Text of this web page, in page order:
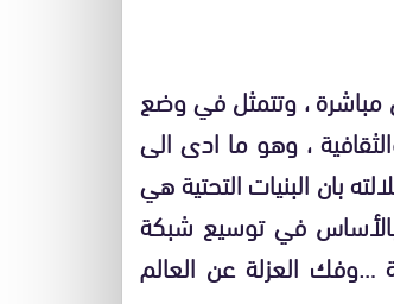
مباشرة ، وتتمثل في وضع
، وهو ما ادى الى
بان البنيات التحتية هي
بالأساس في توسيع شبكة
…وفك العزلة عن العالم